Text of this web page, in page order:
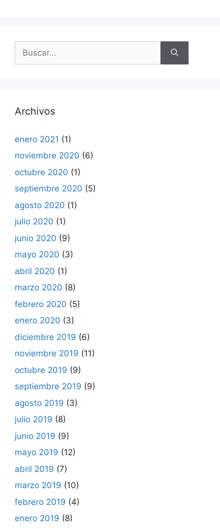
Archivos
enero 2021 (1)
noviembre 2020 (6)
octubre 2020 (1)
septiembre 2020 (5)
agosto 2020 (1)
julio 2020 (1)
junio 2020 (9)
mayo 2020 (3)
abril 2020 (1)
marzo 2020 (8)
febrero 2020 (5)
enero 2020 (3)
diciembre 2019 (6)
noviembre 2019 (11)
octubre 2019 (9)
septiembre 2019 (9)
agosto 2019 (3)
julio 2019 (8)
junio 2019 (9)
mayo 2019 (12)
abril 2019 (7)
marzo 2019 (10)
febrero 2019 (4)
enero 2019 (8)